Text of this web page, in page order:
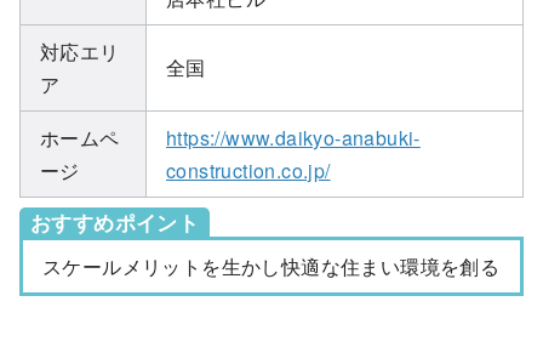
対応エリ
ア
全国
ホームペ
ージ
https://www.daikyo-anabuki-
construction.co.jp/
おすすめポイント
スケールメリットを生かし快適な住まい環境を創る